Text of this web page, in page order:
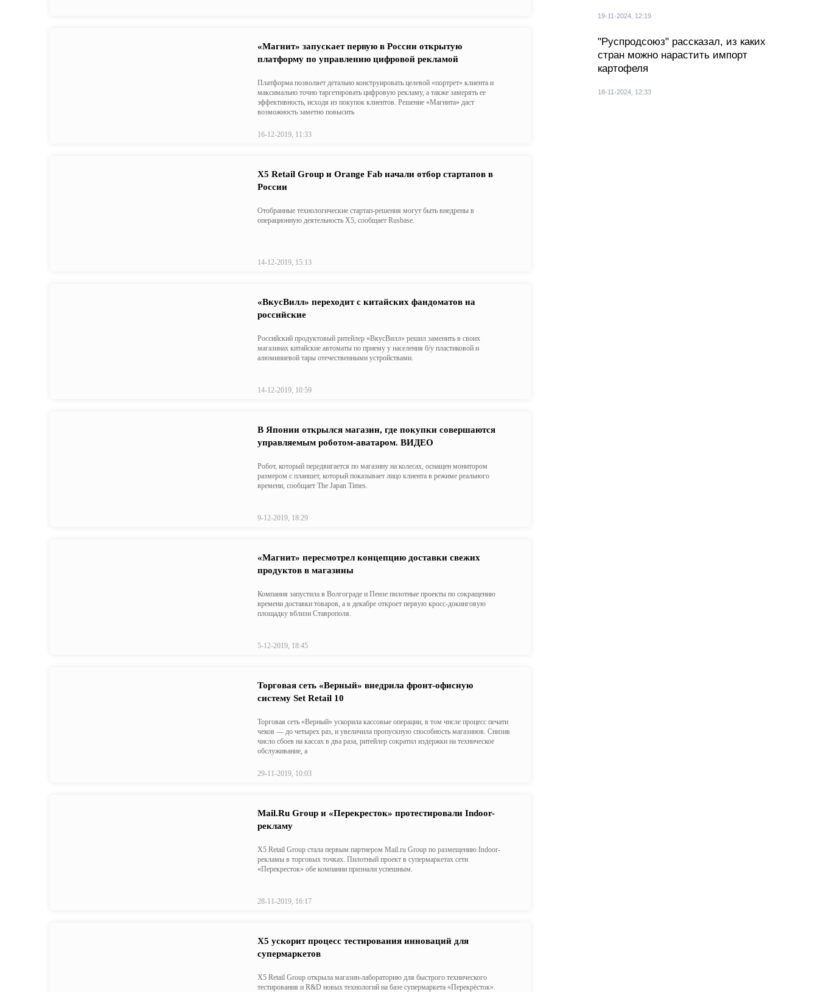
«Магнит» запускает первую в России открытую
платформу по управлению цифровой рекламой
Платформа позволяет детально конструировать целевой «портрет» клиента и
максимально точно таргетировать цифровую рекламу, а также замерять ее
эффективность, исходя из покупок клиентов. Решение «Магнита» даст
возможность заметно повысить
16-12-2019, 11:33
X5 Retail Group и Orange Fab начали отбор стартапов в
России
Отобранные технологические стартап-решения могут быть внедрены в
операционную деятельность X5, сообщает Rusbase.
14-12-2019, 15:13
«ВкусВилл» переходит с китайских фандоматов на
российские
Российский продуктовый ритейлер «ВкусВилл» решил заменить в своих
магазинах китайские автоматы по приему у населения б/у пластиковой и
алюминиевой тары отечественными устройствами.
14-12-2019, 10:59
В Японии открылся магазин, где покупки совершаются
управляемым роботом-аватаром. ВИДЕО
Робот, который передвигается по магазину на колесах, оснащен монитором
размером с планшет, который показывает лицо клиента в режиме реального
времени, сообщает The Japan Times.
9-12-2019, 18:29
«Магнит» пересмотрел концепцию доставки свежих
продуктов в магазины
Компания запустила в Волгограде и Пензе пилотные проекты по сокращению
времени доставки товаров, а в декабре откроет первую кросс-докинговую
площадку вблизи Ставрополя.
5-12-2019, 18:45
Торговая сеть «Верный» внедрила фронт-офисную
систему Set Retail 10
Торговая сеть «Верный» ускорила кассовые операции, в том числе процесс печати
чеков — до четырех раз, и увеличила пропускную способность магазинов. Снизив
число сбоев на кассах в два раза, ритейлер сократил издержки на техническое
обслуживание, а
29-11-2019, 10:03
Mail.Ru Group и «Перекресток» протестировали Indoor-
рекламу
X5 Retail Group стала первым партнером Mail.ru Group по размещению Indoor-
рекламы в торговых точках. Пилотный проект в супермаркетах сети
«Перекресток» обе компании признали успешным.
28-11-2019, 16:17
X5 ускорит процесс тестирования инноваций для
супермаркетов
X5 Retail Group открыла магазин-лабораторию для быстрого технического
тестирования и R&D новых технологий на базе супермаркета «Перекрёсток».
19-11-2024, 12:19
"Руспродсоюз" рассказал, из каких
стран можно нарастить импорт
картофеля
18-11-2024, 12:33